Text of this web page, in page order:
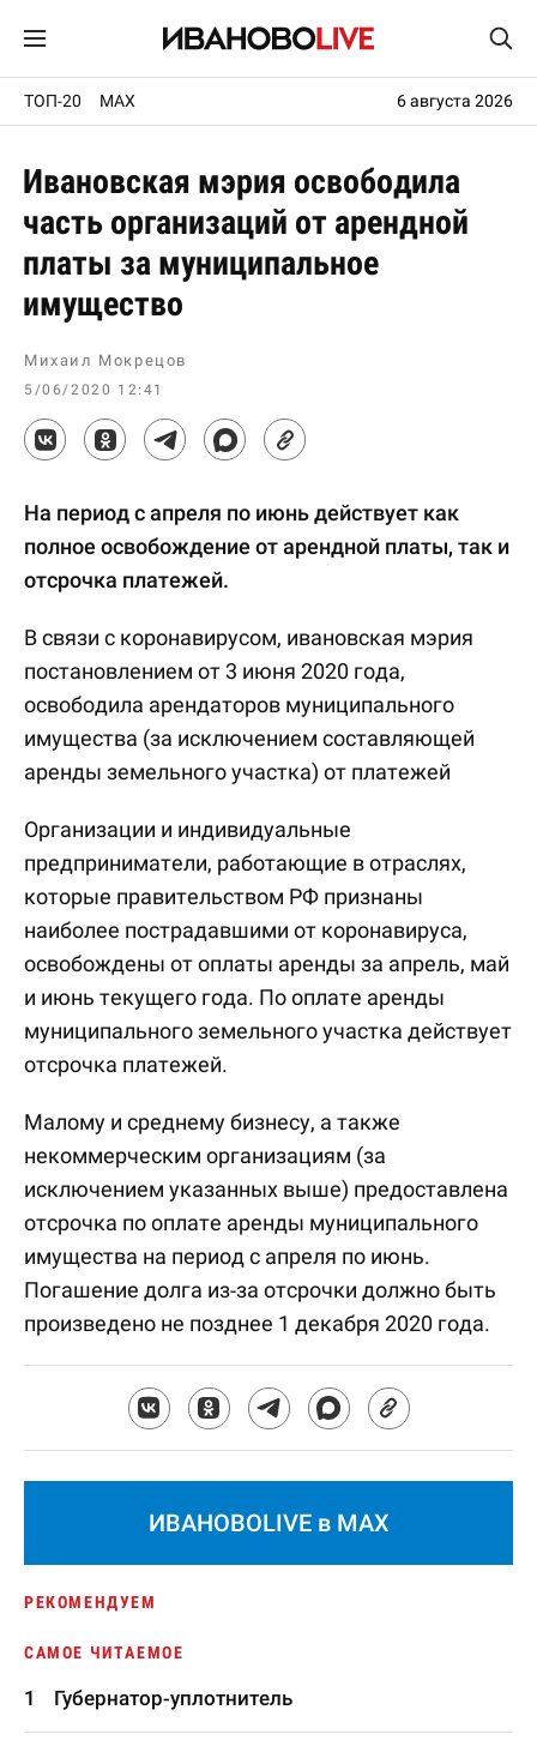
ТОП-20 MAX 6 августа 2026
Ивановская мэрия освободила
часть организаций от арендной
платы за муниципальное
имущество
Михаил Мокрецов
5/06/2020 12:41
На период с апреля по июнь действует как
полное освобождение от арендной платы, так и
отсрочка платежей.
В связи с коронавирусом, ивановская мэрия
постановлением от 3 июня 2020 года,
освободила арендаторов муниципального
имущества (за исключением составляющей
аренды земельного участка) от платежей
Организации и индивидуальные
предприниматели, работающие в отраслях,
которые правительством РФ признаны
наиболее пострадавшими от коронавируса,
освобождены от оплаты аренды за апрель, май
и июнь текущего года. По оплате аренды
муниципального земельного участка действует
отсрочка платежей.
Малому и среднему бизнесу, а также
некоммерческим организациям (за
исключением указанных выше) предоставлена
отсрочка по оплате аренды муниципального
имущества на период с апреля по июнь.
Погашение долга из-за отсрочки должно быть
произведено не позднее 1 декабря 2020 года.
ИВАНОВОLIVE в MAX
РЕКОМЕНДУЕМ
САМОЕ ЧИТАЕМОЕ
Губернатор-уплотнитель